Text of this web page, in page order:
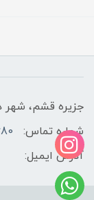
جزیره قشم، شهر
شماره تماس:
آدرس ایمیل: